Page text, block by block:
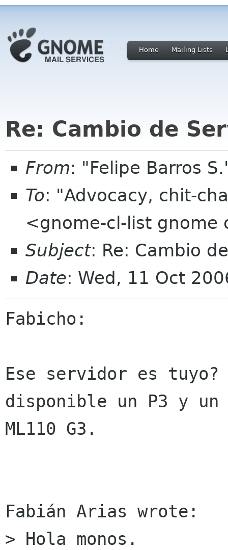
Home Mailing Lists
Re: Cambio de
From: "Felipe Barros
To: "Advocacy, chit-
<gnome-cl-list gnome
Subject: Re: Cambio
Date: Wed, 11 Oct
Fabicho:
Ese servidor es tuyo?
disponible un P3 y un
ML110 G3.
Fabián Arias wrote:
> Hola monos.